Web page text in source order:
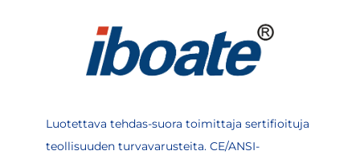
Luotettava tehdas-suora toimittaja sertifioituja
teollisuuden turvavarusteita. CE/ANSI-